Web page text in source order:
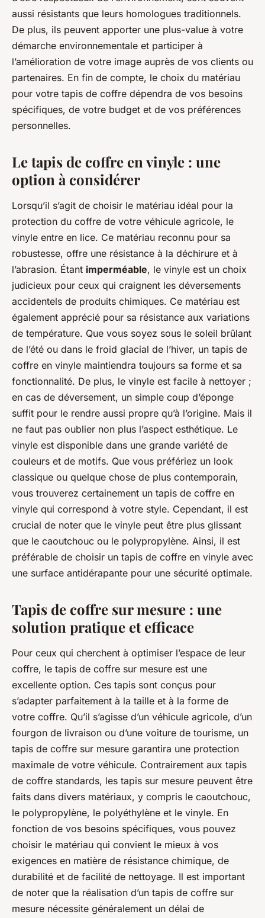
aussi résistants que leurs homologues traditionnels.
De plus, ils peuvent apporter une plus-value à votre
démarche environnementale et participer à
l’amélioration de votre image auprès de vos clients ou
partenaires. En fin de compte, le choix du matériau
pour votre tapis de coffre dépendra de vos besoins
spécifiques, de votre budget et de vos préférences
personnelles.
Le tapis de coffre en vinyle : une
option à considérer
Lorsqu’il s’agit de choisir le matériau idéal pour la
protection du coffre de votre véhicule agricole, le
vinyle entre en lice. Ce matériau reconnu pour sa
robustesse, offre une résistance à la déchirure et à
l’abrasion. Étant imperméable, le vinyle est un choix
judicieux pour ceux qui craignent les déversements
accidentels de produits chimiques. Ce matériau est
également apprécié pour sa résistance aux variations
de température. Que vous soyez sous le soleil brûlant
de l’été ou dans le froid glacial de l’hiver, un tapis de
coffre en vinyle maintiendra toujours sa forme et sa
fonctionnalité. De plus, le vinyle est facile à nettoyer ;
en cas de déversement, un simple coup d’éponge
suffit pour le rendre aussi propre qu’à l’origine. Mais il
ne faut pas oublier non plus l’aspect esthétique. Le
vinyle est disponible dans une grande variété de
couleurs et de motifs. Que vous préfériez un look
classique ou quelque chose de plus contemporain,
vous trouverez certainement un tapis de coffre en
vinyle qui correspond à votre style. Cependant, il est
crucial de noter que le vinyle peut être plus glissant
que le caoutchouc ou le polypropylène. Ainsi, il est
préférable de choisir un tapis de coffre en vinyle avec
une surface antidérapante pour une sécurité optimale.
Tapis de coffre sur mesure : une
solution pratique et efficace
Pour ceux qui cherchent à optimiser l’espace de leur
coffre, le tapis de coffre sur mesure est une
excellente option. Ces tapis sont conçus pour
s’adapter parfaitement à la taille et à la forme de
votre coffre. Qu’il s’agisse d’un véhicule agricole, d’un
fourgon de livraison ou d’une voiture de tourisme, un
tapis de coffre sur mesure garantira une protection
maximale de votre véhicule. Contrairement aux tapis
de coffre standards, les tapis sur mesure peuvent être
faits dans divers matériaux, y compris le caoutchouc,
le polypropylène, le polyéthylène et le vinyle. En
fonction de vos besoins spécifiques, vous pouvez
choisir le matériau qui convient le mieux à vos
exigences en matière de résistance chimique, de
durabilité et de facilité de nettoyage. Il est important
de noter que la réalisation d’un tapis de coffre sur
mesure nécessite généralement un délai de